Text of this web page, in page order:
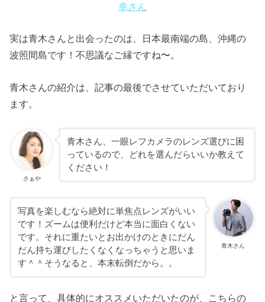
幸さん
実は青木さんと出会ったのは、日本最南端の島、沖縄の
波照間島です！不思議なご縁ですね〜。
青木さんの紹介は、記事の最後でさせていただいており
ます。
さぁや
青木さん、一眼レフカメラのレンズ選びに困
っているので、どれを選んだらいいか教えて
ください！
青木さん
写真を楽しむなら絶対に単焦点レンズがいい
です！ズームは便利だけど本当に面白くない
です。それに重たいとお出かけのときにだん
だん持ち運びしたくなくなっちゃうと思いま
す＾＾そうなると、本末転倒だから。。
と言って、具体的にオススメいただいたのが、こちらの